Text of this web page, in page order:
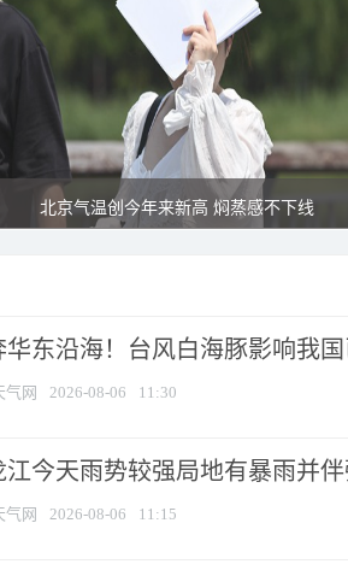
北京气温创今年来新高 焖蒸感不下线
华东沿海！台风白海豚影响我
气网 2026-08-06 11:30
江今天雨势较强局地有暴雨并
气网 2026-08-06 11:15